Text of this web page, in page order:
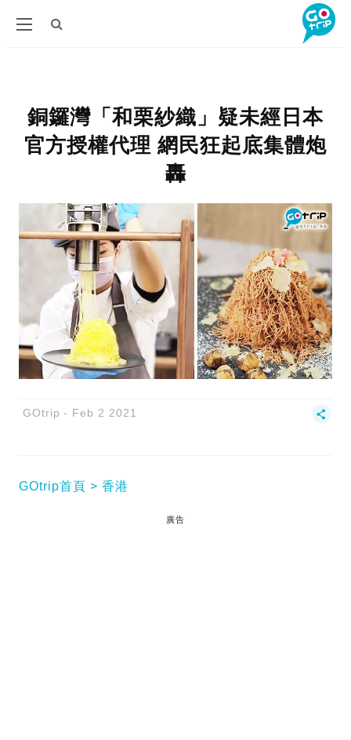
銅鑼灣「和栗紗織」疑未經日本
官方授權代理 網民狂起底集體炮
轟
GOtrip Feb 2 2021
GOtrip首頁 香港
廣告